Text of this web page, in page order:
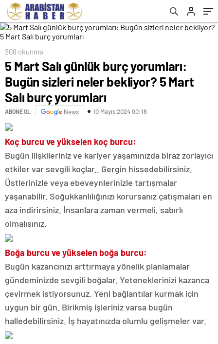
yorumları
208 okunma
5 Mart Salı günlük burç yorumları:
Bugün sizleri neler bekliyor? 5 Mart
Salı burç yorumları
ABONE OL News 10 Mayıs 2024 00:18
Koç burcu ve yükselen koç burcu:
Bugün ilişkileriniz ve kariyer yaşamınızda biraz zorlayıcı
etkiler var sevgili koçlar.. Gergin hissedebilirsiniz.
Üstlerinizle veya ebeveynlerinizle tartışmalar
yaşanabilir. Soğukkanlılığınızı korursanız çatışmaları en
aza indirirsiniz. İnsanlara zaman vermeli, sabırlı
olmalısınız.
Boğa burcu ve yükselen boğa burcu:
Bugün kazancınızı arttırmaya yönelik planlamalar
gündeminizde sevgili boğalar. Yeteneklerinizi kazanca
çevirmek istiyorsunuz. Yeni bağlantılar kurmak için
uygun bir gün. Birikmiş işleriniz varsa bugün
halledebilirsiniz. İş hayatınızda olumlu gelişmeler var.